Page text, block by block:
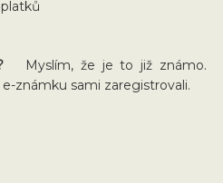
Myslím, že je to již známo.
známku sami zaregistrovali.